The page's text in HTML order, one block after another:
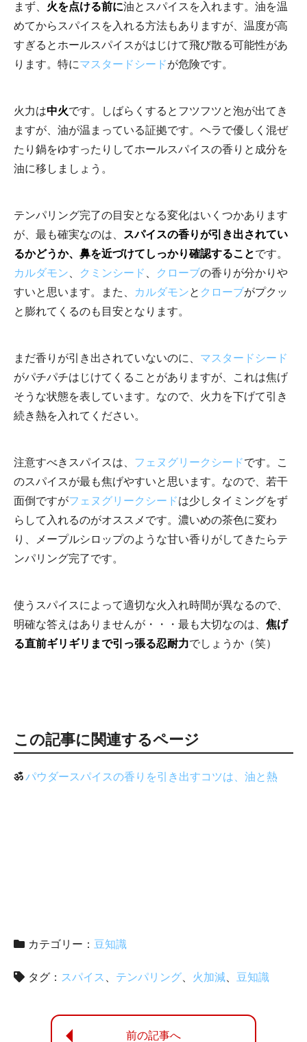
まず、 火を点ける前に油とスパイスを入れます。油を温
めてからスパイスを入れる方法もありますが、温度が高
すぎるとホールスパイスがはじけて飛び散る可能性があ
ります。特にマスタードシードが危険です。
火力は中火です。しばらくするとフツフツと泡が出てき
ますが、油が温まっている証拠です。ヘラで優しく混ぜ
たり鍋をゆすったりしてホールスパイスの香りと成分を
油に移しましょう。
テンパリング完了の目安となる変化はいくつかあります
が、最も確実なのは、
スパイスの香りが引き出されてい
るかどうか、鼻を近づけてしっかり確認することです。
カルダモン
クミンシード クローブの香りが分かりや
すいと思います。また、
カルダモンと クローブがプクッ
と膨れてくるのも目安となります。
まだ香りが引き出されていないのに、 マスタードシード
がパチパチはじけてくることがありますが、これは焦げ
そうな状態を表しています。なので、火力を下げて引き
続き熱を入れてください。
注意すべきスパイスは、 フェヌグリークシードです。こ
のスパイスが最も焦げやすいと思います。なので、若干
面倒ですがフェヌグリークシードは少しタイミングをず
らして入れるのがオススメです。濃いめの茶色に変わ
り、メープルシロップのような甘い香りがしてきたらテ
ンパリング完了です。
使うスパイスによって適切な火入れ時間が異なるので、
明確な答えはありませんが・・・最も大切なのは、 焦げ
る直前ギリギリまで引っ張る忍耐力でしょうか（笑）
この記事に関連するページ
ॐパウダースパイスの香りを引き出すコツは、油と熱
カテゴリー： 豆知識
タグ： スパイス テンパリング 火加減 豆知識
前の記事へ